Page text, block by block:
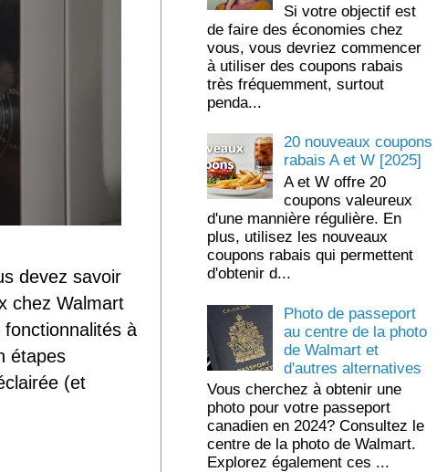
devez savoir
chez Walmart
à
étapes
(et
Si votre objectif est
de faire des économies chez
vous, vous devriez commencer
à utiliser des coupons rabais
très fréquemment, surtout
penda...
20 nouveaux coupons
rabais A et W [2025]
A et W offre 20
coupons valeureux
d'une mannière régulière. En
plus, utilisez les nouveaux
coupons rabais qui permettent
d'obtenir d...
Photo de passeport
au centre de la photo
de Walmart et
d'autres alternatives
Vous cherchez à obtenir une
photo pour votre passeport
canadien en 2024? Consultez le
centre de la photo de Walmart.
Explorez également ces ...